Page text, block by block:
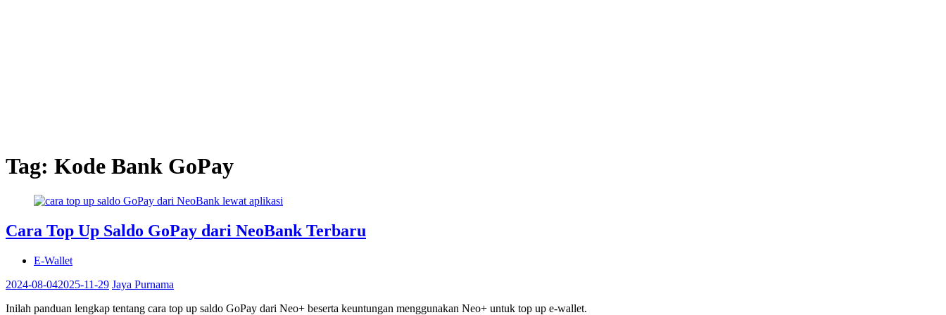
Tag: Kode Bank GoPay
Cara Top Up Saldo GoPay dari NeoBank Terbaru
E-Wallet
2024-08-042025-11-29 Jaya Purnama
Inilah panduan lengkap tentang cara top up saldo GoPay dari Neo+ beserta keuntungan menggunakan Neo+ untuk top up e-wallet.